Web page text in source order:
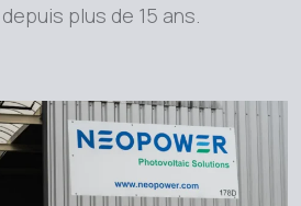
plus de 15 ans.